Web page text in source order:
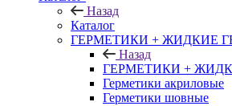
Назад
Каталог
ГЕРМЕТИКИ + ЖИДКИЕ
Назад
ГЕРМЕТИКИ +
Герметики акриловые
Герметики шовные